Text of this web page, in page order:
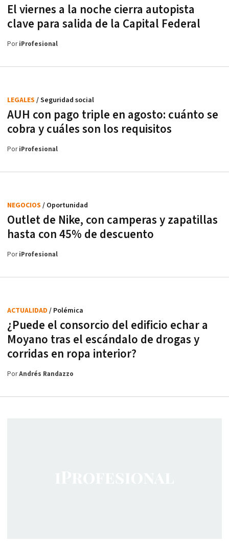
El viernes a la noche cierra autopista
clave para salida de la Capital Federal
PoriProfesional
AUH con pago triple en agosto: cuánto se
cobra y cuáles son los requisitos
LEGALES / Seguridad social
PoriProfesional
Outlet de Nike, con camperas y zapatillas
hasta con 45% de descuento
NEGOCIOS / Oportunidad
PoriProfesional
¿Puede el consorcio del edificio echar a
Moyano tras el escándalo de drogas y
corridas en ropa interior?
ACTUALIDAD / Polémica
PorAndrés Randazzo